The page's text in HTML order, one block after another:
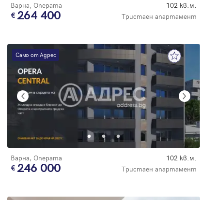
Варна, Операта 102 кв.м.
264 400 Тристаен апартамент
Само от Адрес
Варна, Операта 102 кв.м.
246 000 Тристаен апартамент